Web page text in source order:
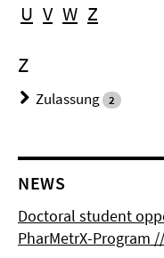
U V W Z
Z
Zulassung 2
NEWS
Doctoral student
PharMetrX-Program